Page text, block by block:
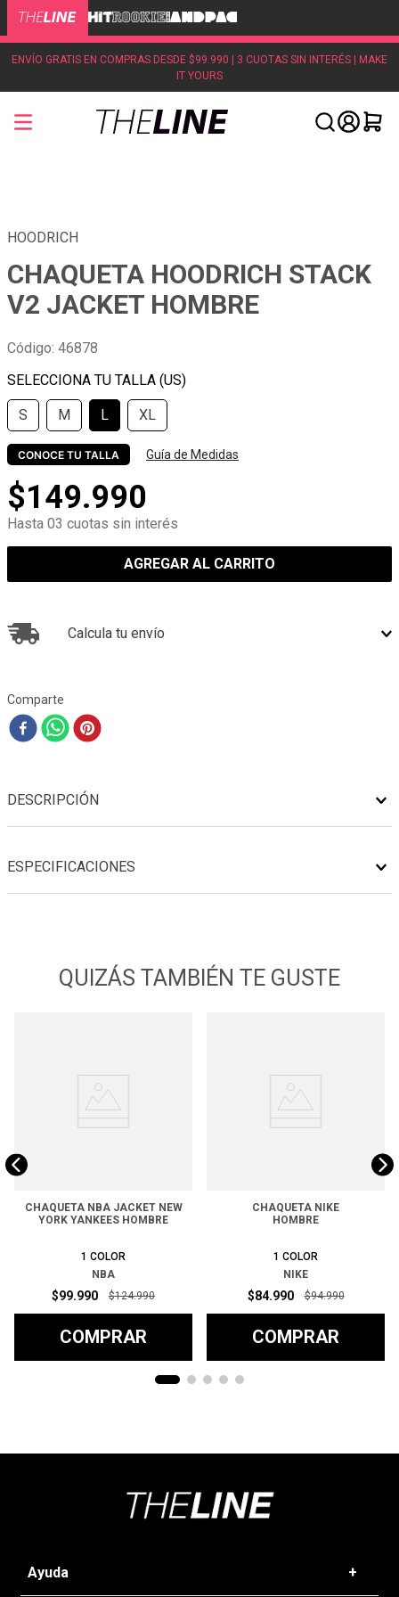
ENVÍO GRATIS EN COMPRAS DESDE $99.990 | 3 CUOTAS SIN INTERÉS | MAKE
IT YOURS
HOODRICH
CHAQUETA HOODRICH STACK
V2 JACKET HOMBRE
Código: 46878
S M L XL
CONOCE TU TALLA Guía de Medidas
$149.990
Hasta 03 cuotas sin interés
AGREGAR AL CARRITO
Calcula tu envío
Comparte
DESCRIPCIÓN
ESPECIFICACIONES
QUIZÁS TAMBIÉN TE GUSTE
CHAQUETA NBA JACKET NEW
YORK YANKEES HOMBRE
1 COLOR
NBA
$99.990 $124.990
COMPRAR
CHAQUETA NIKE
HOMBRE
1 COLOR
NIKE
$84.990 $94.990
COMPRAR
Ayuda +